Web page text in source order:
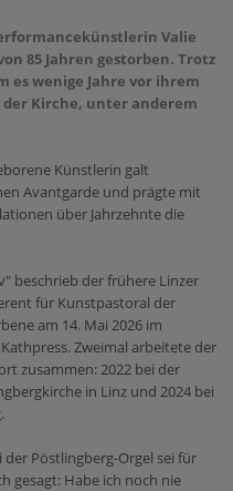
Valie
85 Jahren gestorben. Trotz
wenige Jahre vor ihrem
Kirche, unter anderem
Künstlerin galt
Avantgarde und prägte mit
über Jahrzehnte die
beschrieb der frühere Linzer
für Kunstpastoral der
am 14. Mai 2026 im
Zweimal arbeitete der
zusammen: 2022 bei der
in Linz und 2024 bei
Pöstlingberg-Orgel sei für
gesagt: Habe ich noch nie